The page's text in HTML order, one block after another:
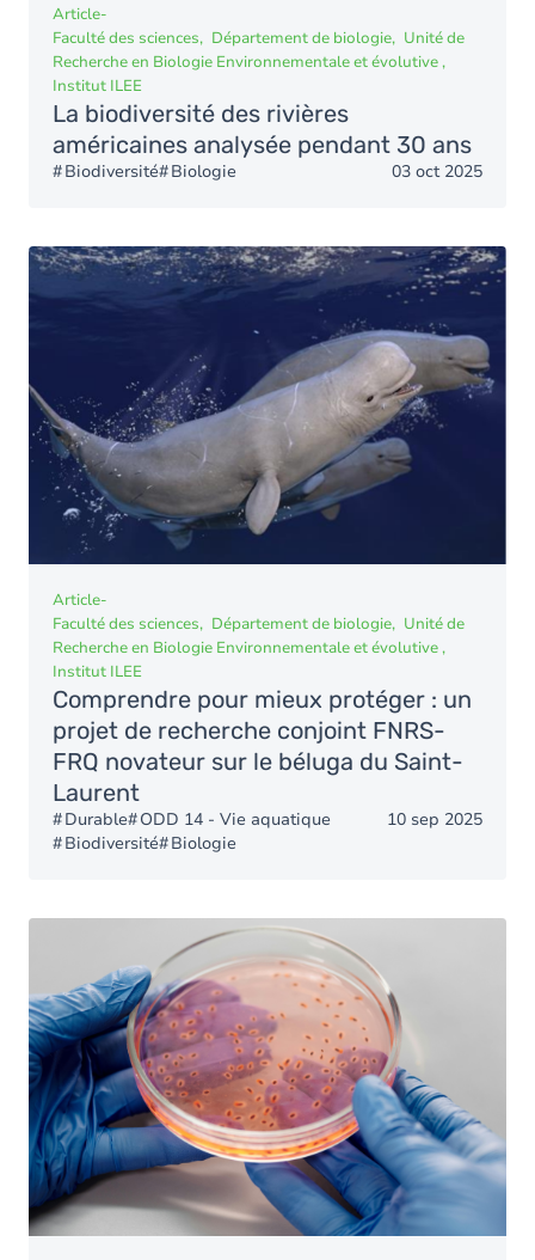
Article-
Faculté des sciences
Département de biologie
Unité de
Recherche en Biologie Environnementale et évolutive
Institut ILEE
La biodiversité des rivières
américaines analysée pendant 30 ans
Biodiversité Biologie 03 oct 2025
Article-
Faculté des sciences
Département de biologie
Unité de
Recherche en Biologie Environnementale et évolutive
Institut ILEE
Comprendre pour mieux protéger : un
projet de recherche conjoint FNRS-
FRQ novateur sur le béluga du Saint-
Laurent
Durable ODD 14 - Vie aquatique
Biodiversité Biologie
10 sep 2025